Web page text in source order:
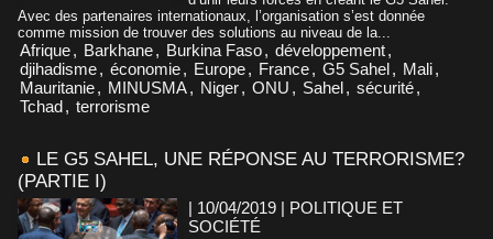
Avec des partenaires internationaux, l’organisation s’est donnée
comme mission de trouver des solutions au niveau de la...
Afrique, Barkhane, Burkina Faso, développement,
djihadisme, économie, Europe, France, G5 Sahel, Mali,
Mauritanie, MINUSMA, Niger, ONU , Sahel, sécurité,
Tchad, terrorisme
LE G5 SAHEL, UNE RÉPONSE AU TERRORISME?
(PARTIE I)
| 10/04/2019 | POLITIQUE ET
SOCIÉTÉ